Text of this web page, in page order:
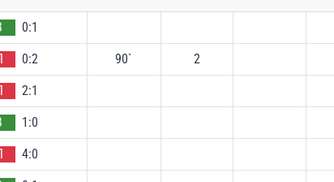
0:1
0:2 90` 2
2:1
1:0
4:0